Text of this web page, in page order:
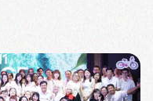
bình chọn.